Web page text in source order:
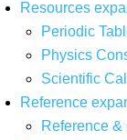
Resources
Periodic
Physics
Scientific
Reference
Reference &